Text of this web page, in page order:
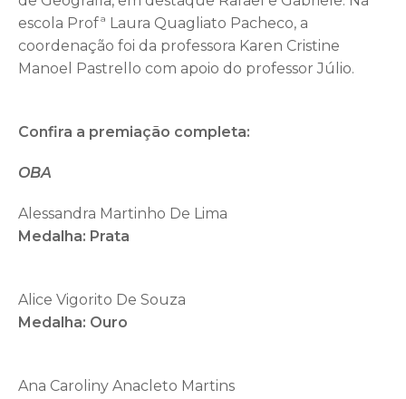
escola Profª Laura Quagliato Pacheco, a
coordenação foi da professora Karen Cristine
Manoel Pastrello com apoio do professor Júlio.
Confira a premiação completa:
OBA
Alessandra Martinho De Lima
Medalha: Prata
Alice Vigorito De Souza
Medalha: Ouro
Ana Caroliny Anacleto Martins